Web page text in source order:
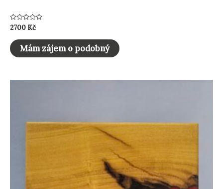
Hodnocení
5
2700 Kč
Mám zájem o podobný